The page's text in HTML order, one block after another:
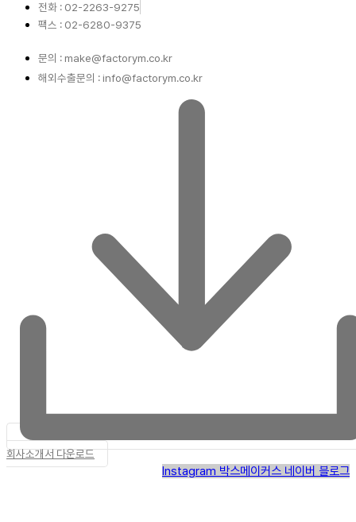
전화 : 02-2263-9275
팩스 : 02-6280-9375
문의 : make@factorym.co.kr
해외수출문의 : info@factorym.co.kr
회사소개서 다운로드
Instagram 박스메이커스 네이버 블로그